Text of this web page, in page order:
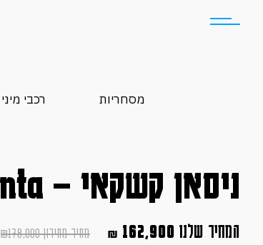
מסחריות רכבי מיני
ניסאן קשקאי – Acenta מודל 2025
המחיר שלנו 162,900
₪ מחיר מחירון ₪178,990